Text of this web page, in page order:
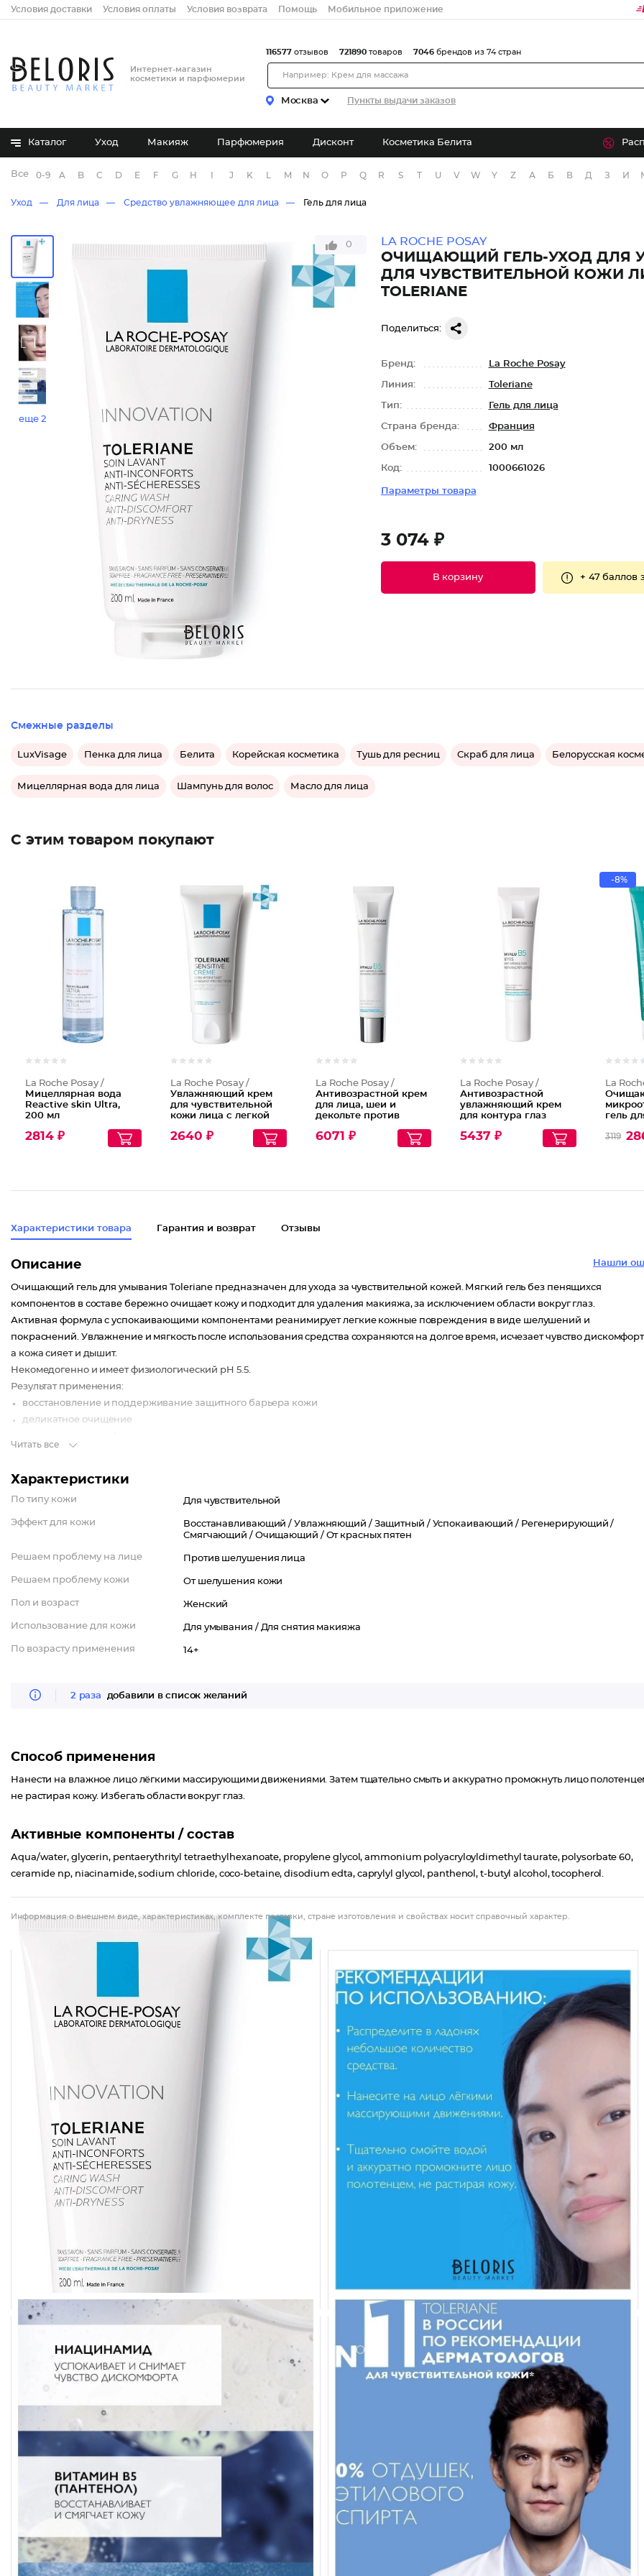
Условия доставки Условия оплаты Условия возврата Помощь Мобильное приложение
Интернет-магазин
косметики и парфюмерии
Москва Пункты выдачи заказов
116577 отзывов 721890 товаров 7046 брендов из 74 стран
Каталог Уход Макияж Парфюмерия Дисконт Косметика Белита
Все бренды
0-9 A B C D E F G H J K M N O P Q R S T U V W Y Z А Б В Д З И
Уход Для лица Средство увлажняющее для лица Гель для лица
0
еще 2
LA ROCHE POSAY
ОЧИЩАЮЩИЙ ГЕЛЬ-УХОД ДЛЯ
ДЛЯ ЧУВСТВИТЕЛЬНОЙ КОЖИ
TOLERIANE
Поделиться:
Бренд: La Roche Posay
Линия: Toleriane
Тип: Гель для лица
Страна бренда: Франция
Объем: 200 мл
Код: 1000661026
Параметры товара
3 074 ₽
В корзину + 47 баллов
Смежные разделы
LuxVisage Пенка для лица Белита Корейская косметика Тушь для ресниц Скраб для лица Белорусская
Мицеллярная вода для лица Шампунь для волос Масло для лица
С этим товаром покупают
La Roche Posay /
Мицеллярная вода
Reactive skin Ultra,
200 мл
2814 ₽
La Roche Posay /
Увлажняющий крем
для чувствительной
кожи лица с легкой
Sensitive
2640 ₽
La Roche Posay /
Антивозрастной крем
для лица, шеи и
декольте против
повышения упругости
и эластичности кожи
6071 ₽
La Roche Posay /
Антивозрастной
увлажняющий крем
для контура глаз
следов усталости
5437 ₽
-8%
La
гель
3119
Характеристики товара Гарантия и возврат Отзывы
Нашли
Описание
Очищающий гель для умывания Toleriane предназначен для ухода за чувствительной кожей. Мягкий гель без пенящихся
компонентов в составе бережно очищает кожу и подходит для удаления макияжа, за исключением области вокруг глаз.
Активная формула с успокаивающими компонентами реанимирует легкие кожные повреждения в виде шелушений и
покраснений. Увлажнение и мягкость после использования средства сохраняются на долгое время, исчезает чувство
а кожа сияет и дышит.
Некомедогенно и имеет физиологический pH 5.5.
Результат применения:
восстановление и поддерживание защитного барьера кожи
деликатное очищение
Активные компоненты:
ниацинамид – успокаивает и снимает чувство дискомфорта
термальная вода La Roche-Posay – успокаивает и защищает кожу
Читать все
Характеристики
По типу кожи Для чувствительной
Эффект для кожи Восстанавливающий / Увлажняющий / Защитный / Успокаивающий / Регенерирующий /
Смягчающий / Очищающий / От красных пятен
Решаем проблему на лице Против шелушения лица
Решаем проблему кожи От шелушения кожи
Пол и возраст Женский
Использование для кожи Для умывания / Для снятия макияжа
По возрасту применения 14+
2 раза добавили в список желаний
Способ применения
Нанести на влажное лицо лёгкими массирующими движениями. Затем тщательно смыть и аккуратно промокнуть лицо
не растирая кожу. Избегать области вокруг глаз.
Активные компоненты / состав
Aqua/water, glycerin, pentaerythrityl tetraethylhexanoate, propylene glycol, ammonium polyacryloyldimethyl taurate, polysorbate 60,
ceramide np, niacinamide, sodium chloride, coco-betaine, disodium edta, caprylyl glycol, panthenol, t-butyl alcohol, tocopherol.
Информация о внешнем виде, характеристиках, комплекте поставки, стране изготовления и свойствах носит справочный характер.